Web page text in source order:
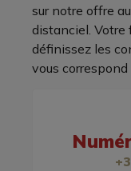
sur notre offre
distanciel. Votre
définissez les
vous correspond